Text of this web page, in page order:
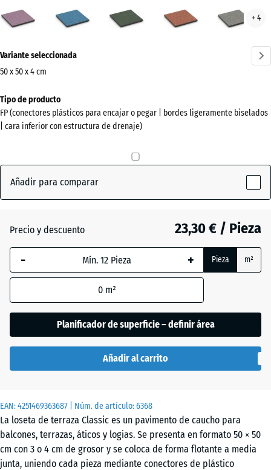
EAN:4251469363687 | Núm. de artículo:6368
La loseta de terraza Classic es un pavimento de caucho para
balcones, terrazas, áticos y logias. Se presenta en formato 50 × 50
cm con 3 o 4 cm de grosor y se coloca de forma flotante a media
junta, uniendo cada pieza mediante conectores de plástico
(active)
inglés
gris
+ 4
información
sobre
colores?
Mostrar
colores
Atlantico
gris
Granito
gris
Variante seleccionada
50 x 50 x 4 cm
Dimensiones
para
el
x
500
La dimensión
seleccionada,
enmarcada
utiliza para
el cálculo de
necesidades
(salvo que se
producto).
50
x
50
Tipo de producto
FP (conectores plásticos para encajar o pegar | bordes ligeramente biselados
| cara inferior con estructura de drenaje)
Añadir para comparar
Precio y descuento 23,30 € / Pieza
- + Pieza m²
0 m²
Planificador de superficie – definir área
Añadir al carrito